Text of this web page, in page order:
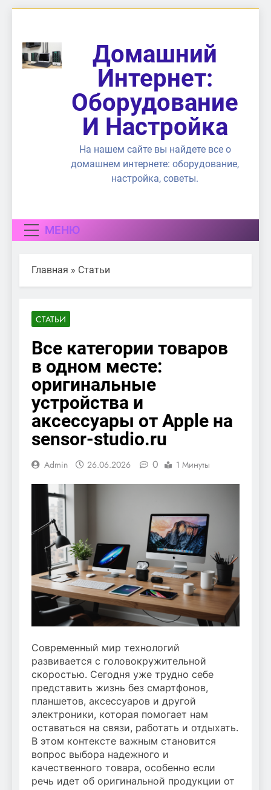
содержимому
Домашний
Интернет:
Оборудование
И Настройка
На нашем сайте вы найдете все о
домашнем интернете: оборудование,
настройка, советы.
МЕНЮ
Главная » Статьи
СТАТЬИ
Все категории товаров
в одном месте:
оригинальные
устройства и
аксессуары от Apple на
sensor-studio.ru
Admin 26.06.2026 0 1 Минуты
Современный мир технологий
развивается с головокружительной
скоростью. Сегодня уже трудно себе
представить жизнь без смартфонов,
планшетов, аксессуаров и другой
электроники, которая помогает нам
оставаться на связи, работать и отдыхать.
В этом контексте важным становится
вопрос выбора надежного и
качественного товара, особенно если
речь идет об оригинальной продукции от